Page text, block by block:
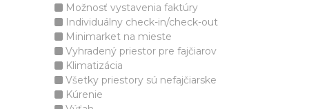
Možnosť vystavenia faktúry
Individuálny check-in/check-out
Minimarket na mieste
Vyhradený priestor pre fajčiarov
Klimatizácia
Všetky priestory sú nefajčiarske
Kúrenie